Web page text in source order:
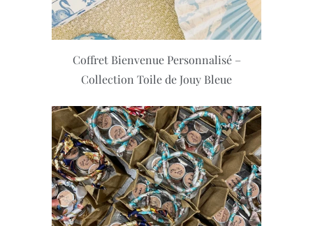
Coffret Bienvenue Personnalisé –
Collection Toile de Jouy Bleue